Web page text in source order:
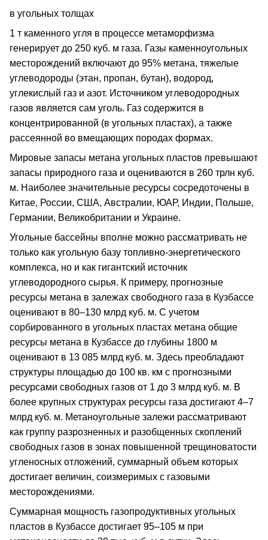
в угольных толщах
1 т каменного угля в процессе метаморфизма
генерирует до 250 куб. м газа. Газы каменноугольных
месторождений включают до 95% метана, тяжелые
углеводороды (этан, пропан, бутан), водород,
углекислый газ и азот. Источником углеводородных
газов является сам уголь. Газ содержится в
концентрированной (в угольных пластах), а также
рассеянной во вмещающих породах формах.
Мировые запасы метана угольных пластов превышают
запасы природного газа и оцениваются в 260 трлн куб.
м. Наиболее значительные ресурсы сосредоточены в
Китае, России, США, Австралии, ЮАР, Индии, Польше,
Германии, Великобритании и Украине.
Угольные бассейны вполне можно рассматривать не
только как угольную базу топливно-энергетического
комплекса, но и как гигантский источник
углеводородного сырья. К примеру, прогнозные
ресурсы метана в залежах свободного газа в Кузбассе
оценивают в 80–130 млрд куб. м. С учетом
сорбированного в угольных пластах метана общие
ресурсы метана в Кузбассе до глубины 1800 м
оценивают в 13 085 млрд куб. м. Здесь преобладают
структуры площадью до 100 кв. км с прогнозными
ресурсами свободных газов от 1 до 3 млрд куб. м. В
более крупных структурах ресурсы газа достигают 4–7
млрд куб. м. Метаноугольные залежи рассматривают
как группу разрозненных и разобщенных скоплений
свободных газов в зонах повышенной трещиноватости
угленосных отложений, суммарный объем которых
достигает величин, соизмеримых с газовыми
месторождениями.
Суммарная мощность газопродуктивных угольных
пластов в Кузбассе достигает 95–105 м при